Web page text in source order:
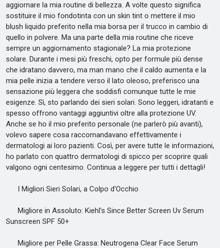
aggiornare la mia routine di bellezza. A volte questo significa
sostituire il mio fondotinta con un skin tint o mettere il mio
blush liquido preferito nella mia borsa per il trucco in cambio di
quello in polvere. Ma una parte della mia routine che riceve
sempre un aggiornamento stagionale? La mia protezione
solare. Durante i mesi più freschi, opto per formule più dense
che idratano davvero, ma man mano che il caldo aumenta e la
mia pelle inizia a tendere verso il lato oleoso, preferisco una
sensazione più leggera che soddisfi comunque tutte le mie
esigenze. Sì, sto parlando dei sieri solari. Sono leggeri, idratanti e
spesso offrono vantaggi aggiuntivi oltre alla protezione UV.
Anche se ho il mio preferito personale (ne parlerò più avanti),
volevo sapere cosa raccomandavano effettivamente i
dermatologi ai loro pazienti. Così, per avere tutte le informazioni,
ho parlato con quattro dermatologi di spicco per scoprire quali
valgono ogni centesimo. Continua a leggere per tutti i dettagli!
I Migliori Sieri Solari, a Colpo d'Occhio
Migliore in Assoluto: Kiehl's Since Better Screen Uv Serum
Sunscreen SPF 50+
Migliore per Pelle Grassa: Neutrogena Clear Face Serum